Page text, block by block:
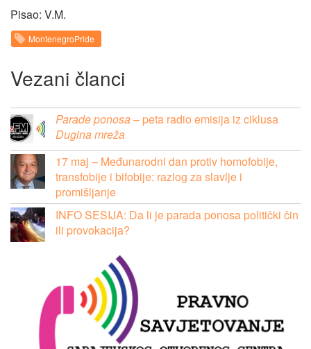
Pisao: V.M.
MontenegroPride
Vezani članci
Parade ponosa– peta radio emisija iz ciklusa
Dugina mreža
17 maj – Međunarodni dan protiv homofobije,
transfobije i bifobije: razlog za slavlje i
promišljanje
INFO SESIJA: Da li je parada ponosa politički čin
ili provokacija?